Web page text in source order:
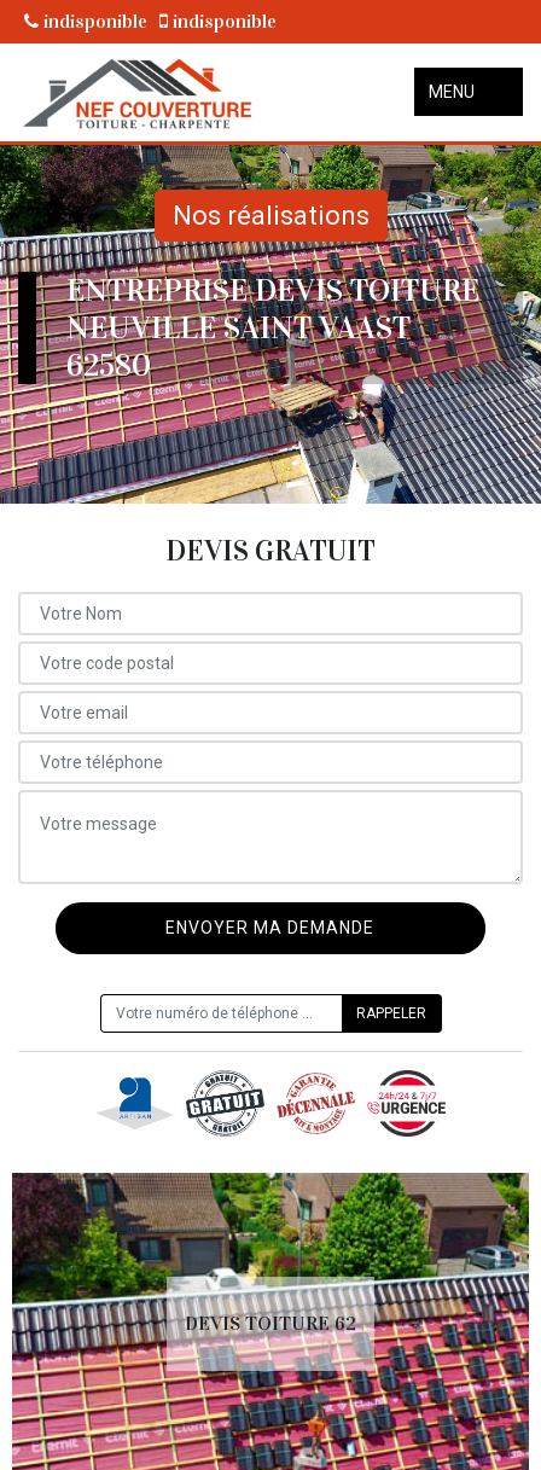
indisponible indisponible
MENU
Nos réalisations
ENTREPRISE DEVIS TOITURE
NEUVILLE SAINT VAAST
62580
DEVIS GRATUIT
DEVIS TOITURE 62